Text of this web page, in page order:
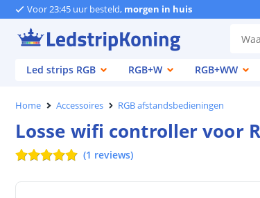
Voor 23:45 uur besteld, morgen in huis
Led strips RGB
RGB+W RGB+WW
Home Accessoires RGB afstandsbedieningen
Losse wifi controller voor
(1 reviews)